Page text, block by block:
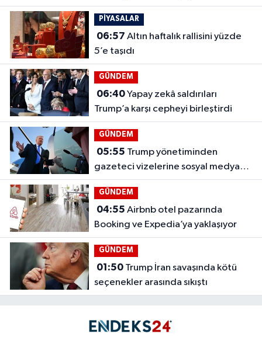
PİYASALAR
06:57
5’e taşıdı
GÜNDEM
06:40Yapay zekâ saldırıları
Trump’a karşı cepheyi birleştirdi
GÜNDEM
05:55
gazeteci vizelerine sosyal medya
taraması
GÜNDEM
04:55
Booking ve Expedia’ya yaklaşıyor
GÜNDEM
01:50Trump İran savaşında kötü
seçenekler arasında sıkıştı